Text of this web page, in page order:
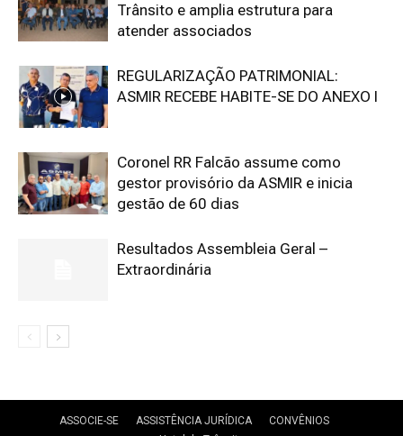
Trânsito e amplia estrutura para
atender associados
REGULARIZAÇÃO PATRIMONIAL:
ASMIR RECEBE HABITE-SE DO ANEXO I
Coronel RR Falcão assume como
gestor provisório da ASMIR e inicia
gestão de 60 dias
Resultados Assembleia Geral –
Extraordinária
ASSOCIE-SE ASSISTÊNCIA JURÍDICA
CONVÊNIOS